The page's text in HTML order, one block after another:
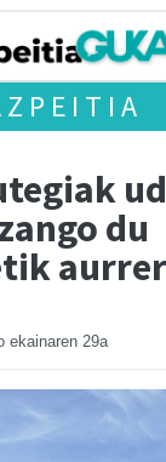
du
ekainaren 29a